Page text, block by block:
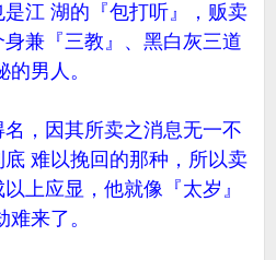
江 湖的『包打听』，贩卖
兼『三教』、黑白灰三道
男人。
名，因其所卖之消息无一不
难以挽回的那种，所以卖
上应显，他就像『太岁』
来了。